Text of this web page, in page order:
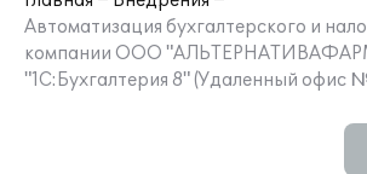
Автоматизация бухгалтерского и
компании ООО
"1С:Бухгалтерия 8" (Удаленный офис